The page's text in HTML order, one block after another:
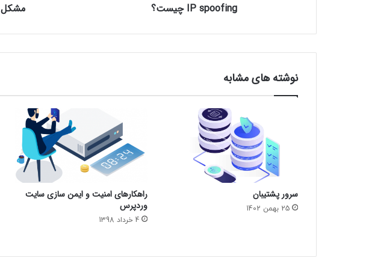
IP spoofing چیست؟ مشکل login در Directadmin
نوشته های مشابه
سرور پشتیبان
25 بهمن 1402
راهکارهای امنیت و ایمن سازی سایت
وردپرس
4 خرداد 1398